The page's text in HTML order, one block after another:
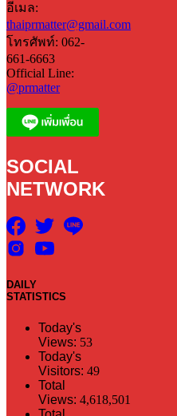
อีเมล:
thaiprmatter@gmail.com
โทรศัพท์: 062-
661-6663
Official Line:
@prmatter
SOCIAL
NETWORK
DAILY
STATISTICS
Today's
Views: 53
Today's
Visitors: 49
Total
Views: 4,618,501